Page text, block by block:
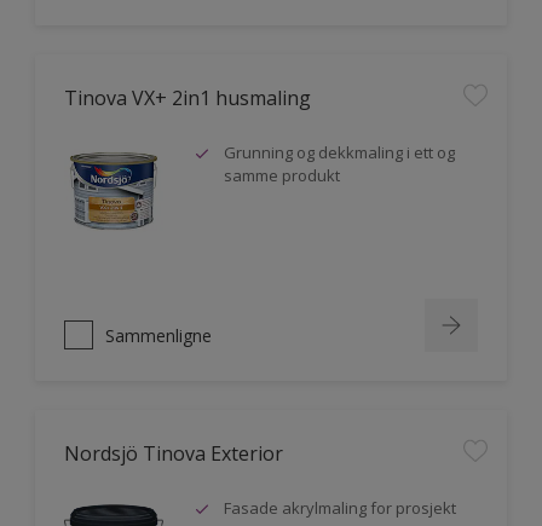
Tinova VX+ 2in1 husmaling
Grunning og dekkmaling i ett og
samme produkt
Sammenligne
Nordsjö Tinova Exterior
Fasade akrylmaling for prosjekt